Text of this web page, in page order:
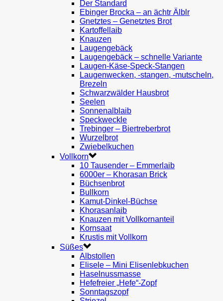
Der Standard
Ebinger Brocka – an ächtr Älblr
Gnetztes – Genetztes Brot
Kartoffellaib
Knauzen
Laugengebäck
Laugengebäck – schnelle Variante
Laugen-Käse-Speck-Stangen
Laugenwecken, -stangen, -mutscheln,
Brezeln
Schwarzwälder Hausbrot
Seelen
Sonnenalblaib
Speckweckle
Trebinger – Biertreberbrot
Wurzelbrot
Zwiebelkuchen
Vollkorn
10 Tausender – Emmerlaib
6000er – Khorasan Brick
Büchsenbrot
Bullkorn
Kamut-Dinkel-Büchse
Khorasanlaib
Knauzen mit Vollkornanteil
Kornsaat
Krustis mit Vollkorn
Süßes
Albstollen
Elisele – Mini Elisenlebkuchen
Haselnussmasse
Hefefreier „Hefe“-Zopf
Sonntagszopf